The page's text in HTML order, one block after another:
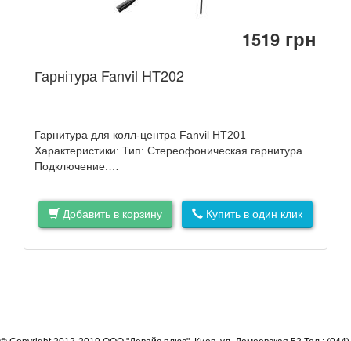
1519 грн
Гарнітура Fanvil HT202
Гарнитура для колл-центра Fanvil HT201
Характеристики: Тип: Стереофоническая гарнитура
Подключение:…
Добавить в корзину Купить в один клик